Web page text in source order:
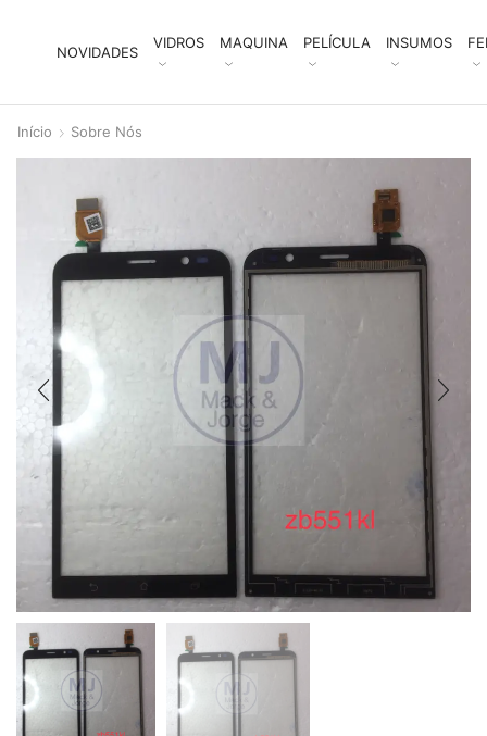
NOVIDADES
VIDROS MAQUINA PELÍCULA INSUMOS
Início Sobre Nós